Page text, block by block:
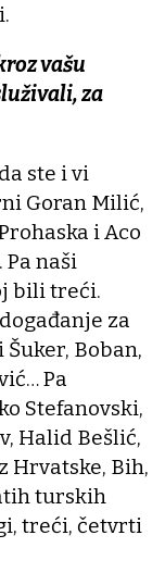
vašu
za
ste i vi
Goran Milić,
i Aco
naši
bili treći.
za
Boban,
Pa
Stefanovski,
Halid Bešlić,
Hrvatske, Bih,
turskih
treći, četvrti